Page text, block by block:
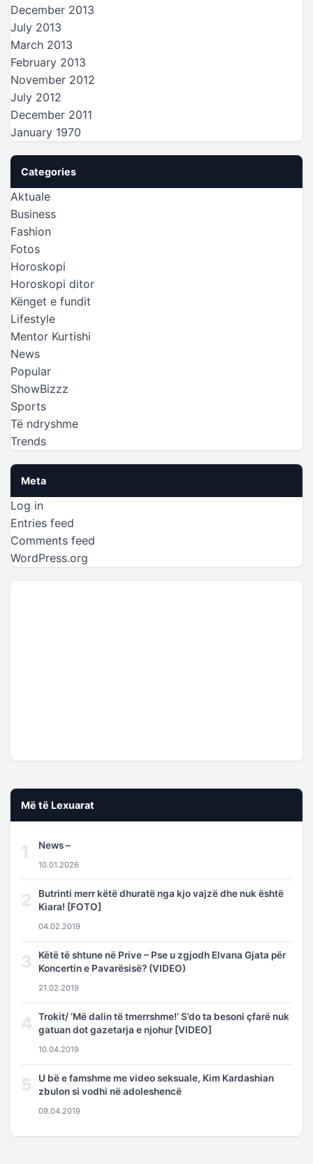
December 2013
July 2013
March 2013
February 2013
November 2012
July 2012
December 2011
January 1970
Categories
Aktuale
Business
Fashion
Fotos
Horoskopi
Horoskopi ditor
Kënget e fundit
Lifestyle
Mentor Kurtishi
News
Popular
ShowBizzz
Sports
Të ndryshme
Trends
Meta
Log in
Entries feed
Comments feed
WordPress.org
Më të Lexuarat
1 News –
10.01.2026
2
Butrinti merr këtë dhuratë nga kjo vajzë dhe nuk është
Kiara! [FOTO]
04.02.2019
3
Këtë të shtune në Prive – Pse u zgjodh Elvana Gjata për
Koncertin e Pavarësisë? (VIDEO)
21.02.2019
4
Trokit/ ‘Më dalin të tmerrshme!’ S’do ta besoni çfarë nuk
gatuan dot gazetarja e njohur [VIDEO]
10.04.2019
5
U bë e famshme me video seksuale, Kim Kardashian
zbulon si vodhi në adoleshencë
09.04.2019